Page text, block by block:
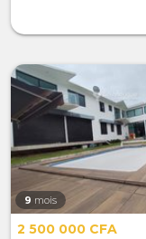
9 mois
2 500 000 CFA